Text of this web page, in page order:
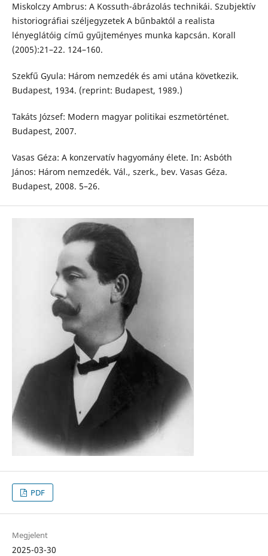
Miskolczy Ambrus: A Kossuth-ábrázolás technikái. Szubjektív
historiográfiai széljegyzetek A bűnbaktól a realista
lényeglátóig című gyűjteményes munka kapcsán. Korall
(2005):21–22. 124–160.
Szekfű Gyula: Három nemzedék és ami utána következik.
Budapest, 1934. (reprint: Budapest, 1989.)
Takáts József: Modern magyar politikai eszmetörténet.
Budapest, 2007.
Vasas Géza: A konzervatív hagyomány élete. In: Asbóth
János: Három nemzedék. Vál., szerk., bev. Vasas Géza.
Budapest, 2008. 5–26.
PDF
Megjelent
2025-03-30